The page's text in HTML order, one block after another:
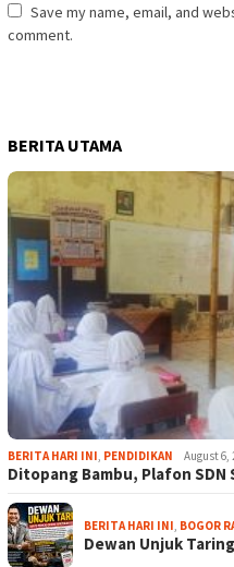
Save my name, email, and
comment.
BERITA UTAMA
BERITA HARI INI PENDIDIKAN August 6,
Ditopang Bambu, Plafon SDN
BERITA HARI INI BOGOR
Dewan Unjuk Taring